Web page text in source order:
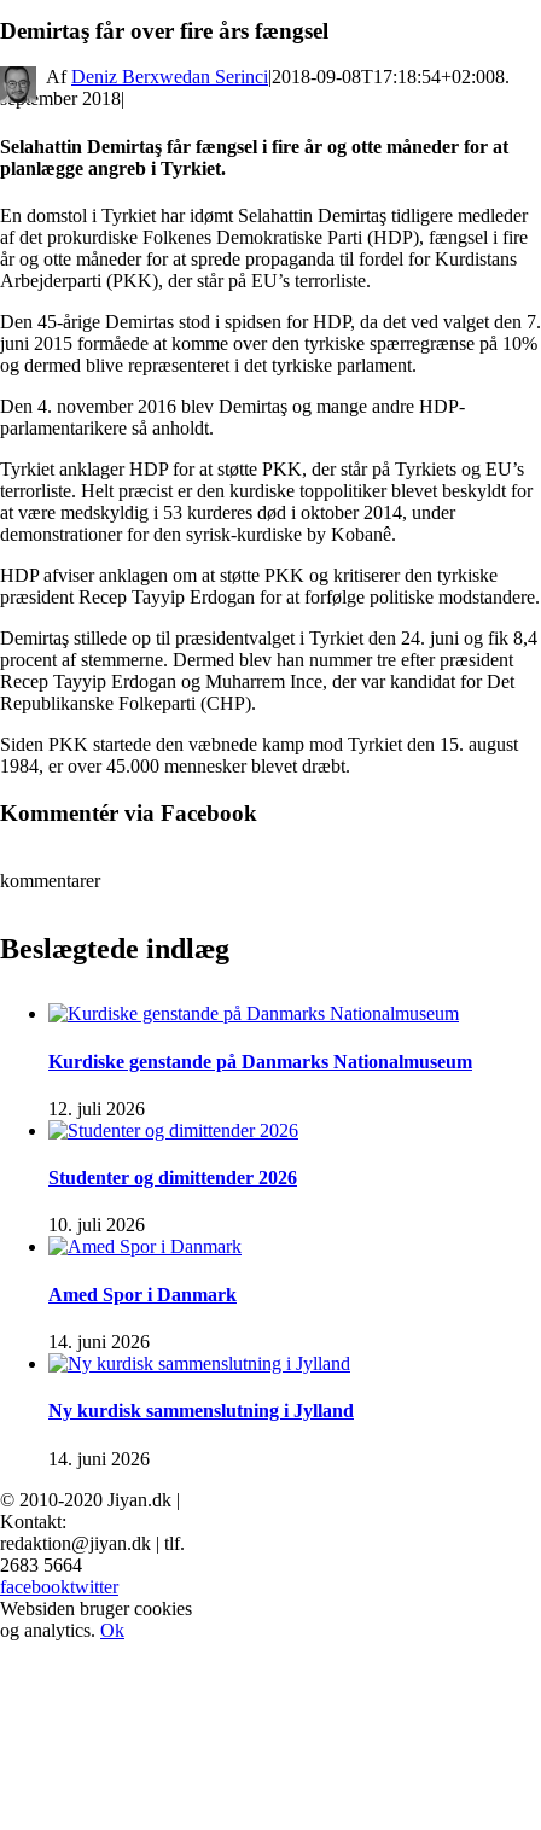
Demirtaş får over fire års fængsel
By Deniz Berxwedan Serinci|2018-09-08T17:18:54+02:008.
september 2018|
Selahattin Demirtaş får fængsel i fire år og otte måneder for at
planlægge angreb i Tyrkiet.
En domstol i Tyrkiet har idømt Selahattin Demirtaş tidligere medleder
af det prokurdiske Folkenes Demokratiske Parti (HDP), fængsel i fire
år og otte måneder for at sprede propaganda til fordel for Kurdistans
Arbejderparti (PKK), der står på EU’s terrorliste.
Den 45-årige Demirtas stod i spidsen for HDP, da det ved valget den 7.
juni 2015 formåede at komme over den tyrkiske spærregrænse på 10%
og dermed blive repræsenteret i det tyrkiske parlament.
Den 4. november 2016 blev Demirtaş og mange andre HDP-
parlamentarikere så anholdt.
Tyrkiet anklager HDP for at støtte PKK, der står på Tyrkiets og EU’s
terrorliste. Helt præcist er den kurdiske toppolitiker blevet beskyldt for
at være medskyldig i 53 kurderes død i oktober 2014, under
demonstrationer for den syrisk-kurdiske by Kobanê.
HDP afviser anklagen om at støtte PKK og kritiserer den tyrkiske
præsident Recep Tayyip Erdogan for at forfølge politiske modstandere.
Demirtaş stillede op til præsidentvalget i Tyrkiet den 24. juni og fik 8,4
procent af stemmerne. Dermed blev han nummer tre efter præsident
Recep Tayyip Erdogan og Muharrem Ince, der var kandidat for Det
Republikanske Folkeparti (CHP).
Siden PKK startede den væbnede kamp mod Tyrkiet den 15. august
1984, er over 45.000 mennesker blevet dræbt.
Kommentér via Facebook
kommentarer
Beslægtede indlæg
Kurdiske genstande på Danmarks Nationalmuseum
12. juli 2026
Studenter og dimittender 2026
10. juli 2026
Amed Spor i Danmark
14. juni 2026
Ny kurdisk sammenslutning i Jylland
14. juni 2026
© 2010-2020 Jiyan.dk |
Kontakt:
redaktion@jiyan.dk | tlf.
2683 5664
facebooktwitter
Websiden bruger cookies
og analytics. Ok